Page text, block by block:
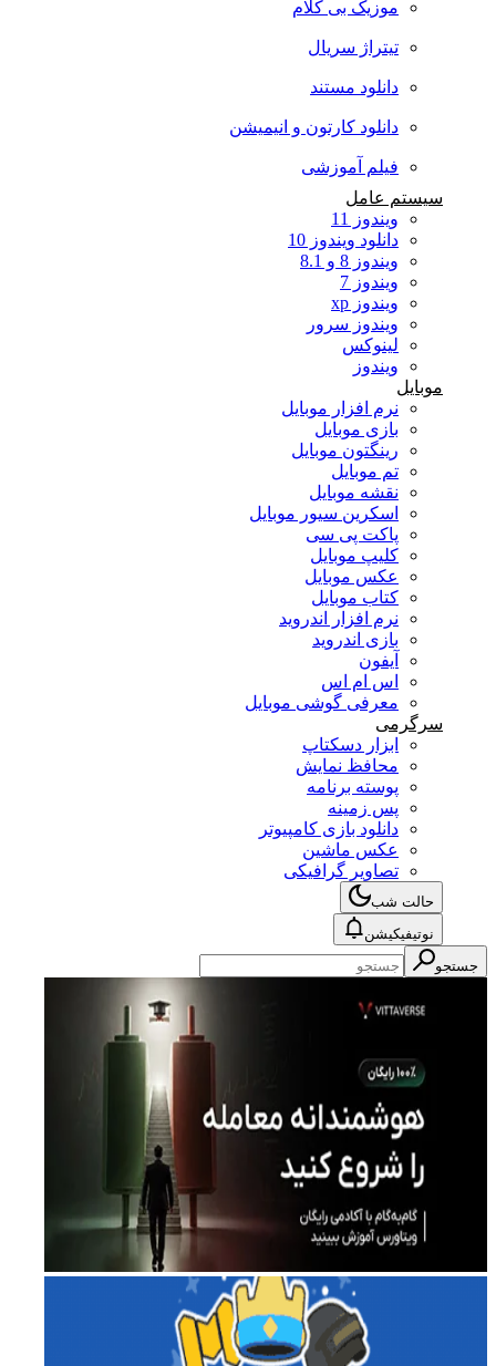
موزیک بی کلام
تیتراژ سریال
دانلود مستند
دانلود کارتون و انیمیشن
فیلم آموزشی
سیستم عامل
ویندوز 11
دانلود ویندوز 10
ویندوز 8 و 8.1
ویندوز 7
ویندوز xp
ویندوز سرور
لینوکس
ویندوز
موبایل
نرم افزار موبایل
بازی موبایل
رینگتون موبایل
تم موبایل
نقشه موبایل
اسکرین سیور موبایل
پاکت پی سی
کلیپ موبایل
عکس موبایل
کتاب موبایل
نرم افزار اندروید
بازی اندروید
آیفون
اس ام اس
معرفی گوشی موبایل
سرگرمی
ابزار دسکتاپ
محافظ نمایش
پوسته برنامه
پس زمینه
دانلود بازی کامپیوتر
عکس ماشین
تصاویر گرافیکی
حالت شب
نوتیفیکیشن
جستجو